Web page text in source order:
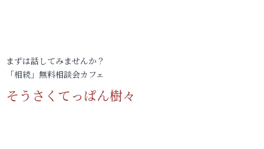
まずは話してみませんか？
「相続」無料相談会カフェ
そうさくてっぱん樹々